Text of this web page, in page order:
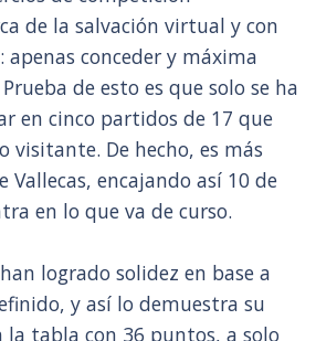
de la salvación virtual y con
conceder y máxima
de esto es que solo se ha
en cinco partidos de 17 que
visitante. De hecho, es más
Vallecas, encajando así 10 de
en lo que va de curso.
logrado solidez en base a
y así lo demuestra su
tabla con 36 puntos, a solo